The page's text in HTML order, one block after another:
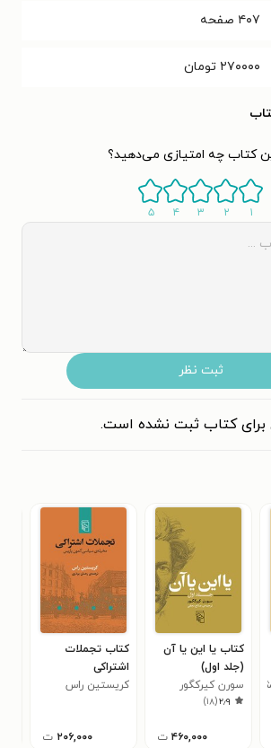
۴۰۷ صفحه
۲۷۰۰۰۰ تومان
کتاب چه امتیازی می‌دهید؟
۱ ۲ ۳ ۴ ۵
ثبت نظر
برای کتاب ثبت نشده است.
کتاب یا این یا آن
(جلد اول)
سورن کیرکگور
۲٫۹(۱۸)
۴۶۰,۰۰۰ ت
کتاب تجملات
اشتراکی
کریستین راس
۲۰۶,۰۰۰ ت